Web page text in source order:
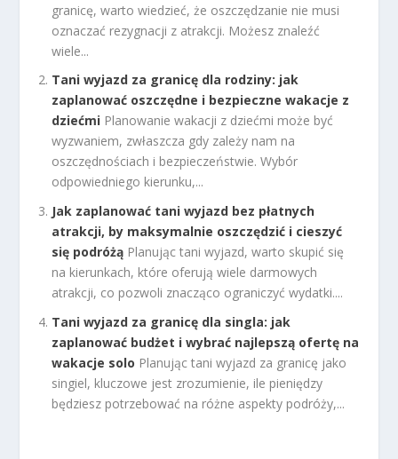
granicę, warto wiedzieć, że oszczędzanie nie musi
oznaczać rezygnacji z atrakcji. Możesz znaleźć
wiele...
Tani wyjazd za granicę dla rodziny: jak
zaplanować oszczędne i bezpieczne wakacje z
dziećmi Planowanie wakacji z dziećmi może być
wyzwaniem, zwłaszcza gdy zależy nam na
oszczędnościach i bezpieczeństwie. Wybór
odpowiedniego kierunku,...
Jak zaplanować tani wyjazd bez płatnych
atrakcji, by maksymalnie oszczędzić i cieszyć
się podróżą Planując tani wyjazd, warto skupić się
na kierunkach, które oferują wiele darmowych
atrakcji, co pozwoli znacząco ograniczyć wydatki....
Tani wyjazd za granicę dla singla: jak
zaplanować budżet i wybrać najlepszą ofertę na
wakacje solo Planując tani wyjazd za granicę jako
singiel, kluczowe jest zrozumienie, ile pieniędzy
będziesz potrzebować na różne aspekty podróży,...